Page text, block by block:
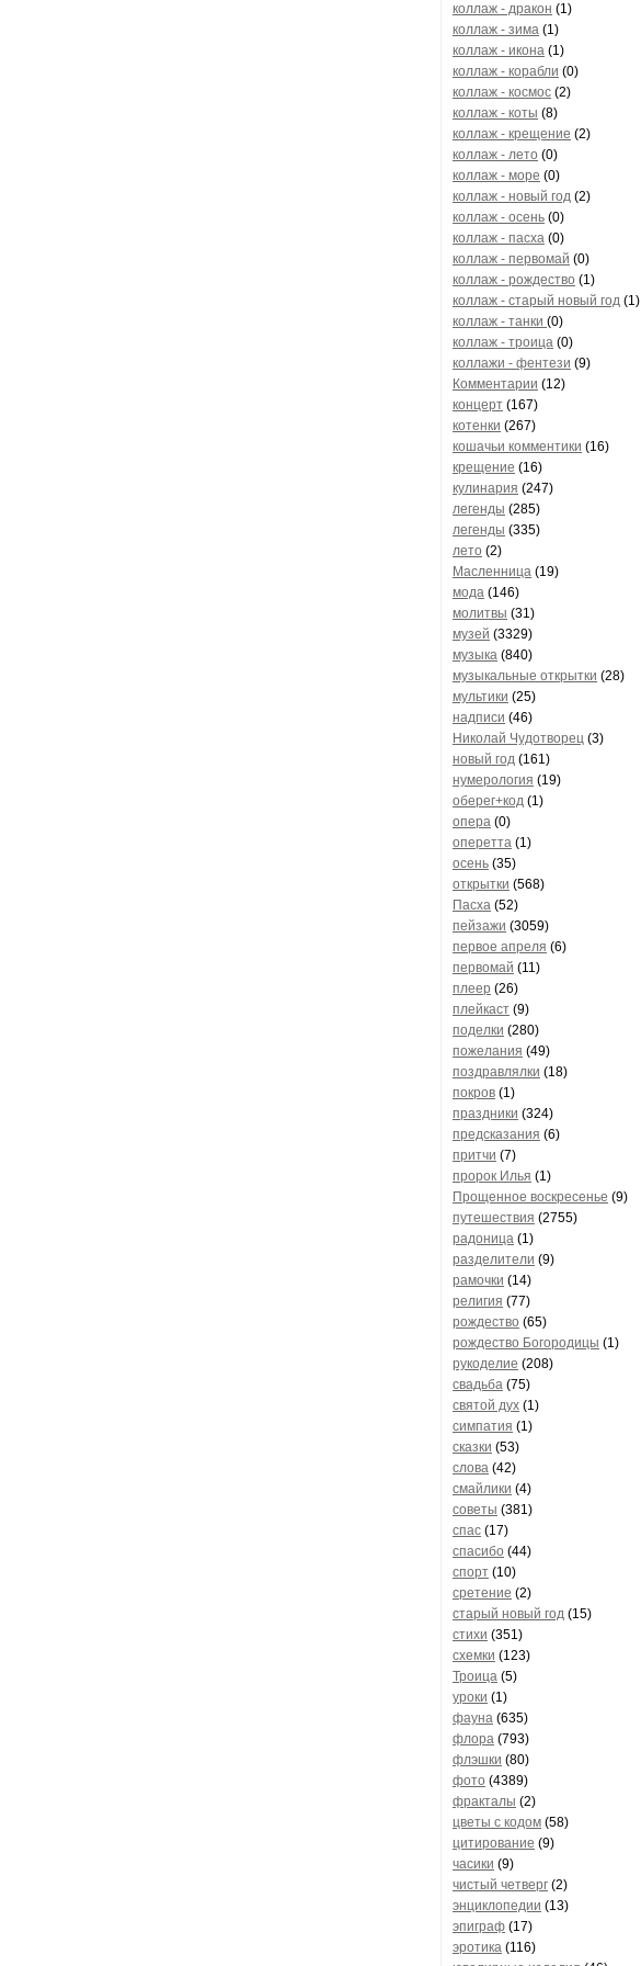
коллаж - дракон (1)
коллаж - зима (1)
коллаж - икона (1)
коллаж - корабли (0)
коллаж - космос (2)
коллаж - коты (8)
коллаж - крещение (2)
коллаж - лето (0)
коллаж - море (0)
коллаж - новый год (2)
коллаж - осень (0)
коллаж - пасха (0)
коллаж - первомай (0)
коллаж - рождество (1)
коллаж - старый новый год (1)
коллаж - танки (0)
коллаж - троица (0)
коллажи - фентези (9)
Комментарии (12)
концерт (167)
котенки (267)
кошачьи комментики (16)
крещение (16)
кулинария (247)
легенды (285)
легенды (335)
лето (2)
Масленница (19)
мода (146)
молитвы (31)
музей (3329)
музыка (840)
музыкальные открытки (28)
мультики (25)
надписи (46)
Николай Чудотворец (3)
новый год (161)
нумерология (19)
оберег+код (1)
опера (0)
оперетта (1)
осень (35)
открытки (568)
Пасха (52)
пейзажи (3059)
первое апреля (6)
первомай (11)
плеер (26)
плейкаст (9)
поделки (280)
пожелания (49)
поздравлялки (18)
покров (1)
праздники (324)
предсказания (6)
притчи (7)
пророк Илья (1)
Прощенное воскресенье (9)
путешествия (2755)
радоница (1)
разделители (9)
рамочки (14)
религия (77)
рождество (65)
рождество Богородицы (1)
рукоделие (208)
свадьба (75)
святой дух (1)
симпатия (1)
сказки (53)
слова (42)
смайлики (4)
советы (381)
спас (17)
спасибо (44)
спорт (10)
сретение (2)
старый новый год (15)
стихи (351)
схемки (123)
Троица (5)
уроки (1)
фауна (635)
флора (793)
флэшки (80)
фото (4389)
фракталы (2)
цветы с кодом (58)
цитирование (9)
часики (9)
чистый четверг (2)
энциклопедии (13)
эпиграф (17)
эротика (116)